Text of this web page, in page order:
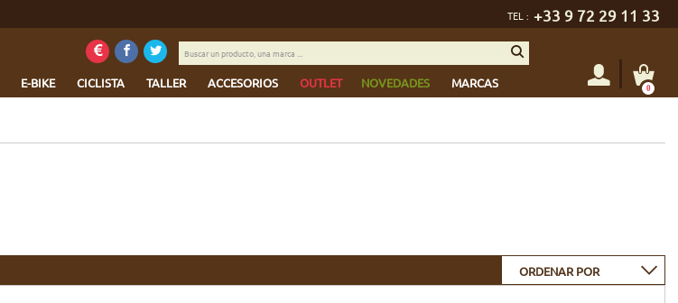
TEL : +33 9 72 29 11 33
E-BIKE CICLISTA TALLER ACCESORIOS OUTLET NOVEDADES MARCAS
Buscar
un
una
marca
0
ORDENAR POR